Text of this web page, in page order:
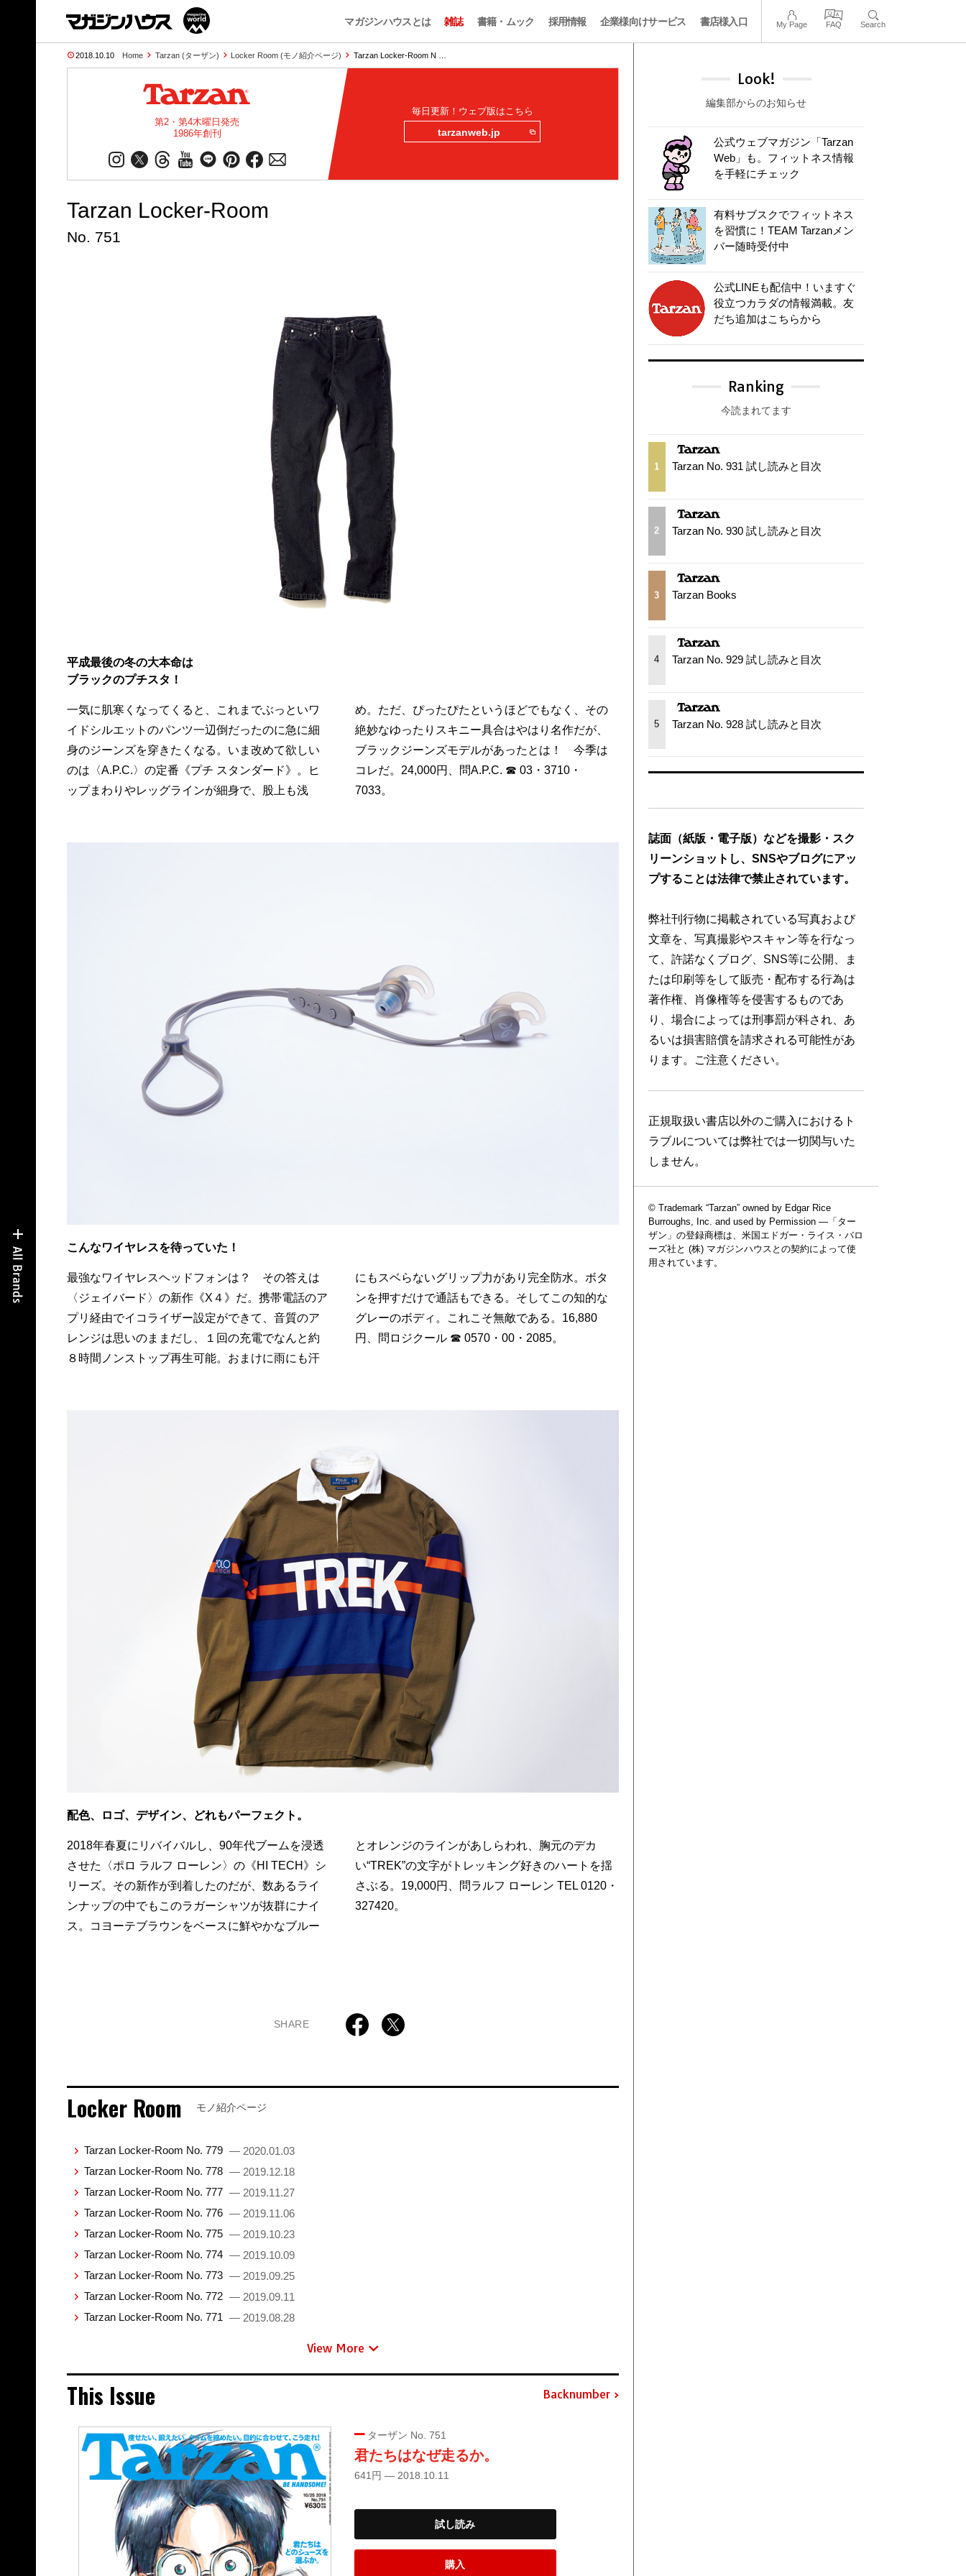
マガジンハウスとは 雑誌 書籍・ムック 採用情報 企業様向けサービス 書店様入口 My Page FAQ Search
2018.10.10 Home Tarzan (ターザン) Locker Room (モノ紹介ページ) Tarzan Locker-Room N …
第2・第4木曜日発売
1986年創刊
毎日更新！ウェブ版はこちら
tarzanweb.jp
Tarzan Locker-Room
No. 751
平成最後の冬の大本命は
ブラックのプチスタ！
一気に肌寒くなってくると、これまでぶっといワ
イドシルエットのパンツ一辺倒だったのに急に細
身のジーンズを穿きたくなる。いま改めて欲しい
のは〈A.P.C.〉の定番《プチ スタンダード》。ヒ
ップまわりやレッグラインが細身で、股上も浅
め。ただ、ぴったぴたというほどでもなく、その
絶妙なゆったりスキニー具合はやはり名作だが、
ブラックジーンズモデルがあったとは！ 今季は
コレだ。24,000円、問A.P.C. ☎ 03・3710・
7033。
こんなワイヤレスを待っていた！
最強なワイヤレスヘッドフォンは？ その答えは
〈ジェイバード〉の新作《X４》だ。携帯電話のア
プリ経由でイコライザー設定ができて、音質のア
レンジは思いのままだし、１回の充電でなんと約
８時間ノンストップ再生可能。おまけに雨にも汗
にもスベらないグリップ力があり完全防水。ボタ
ンを押すだけで通話もできる。そしてこの知的な
グレーのボディ。これこそ無敵である。16,880
円、問ロジクール ☎ 0570・00・2085。
配色、ロゴ、デザイン、どれもパーフェクト。
2018年春夏にリバイバルし、90年代ブームを浸透
させた〈ポロ ラルフ ローレン〉の《HI TECH》シ
リーズ。その新作が到着したのだが、数あるライ
ンナップの中でもこのラガーシャツが抜群にナイ
ス。コヨーテブラウンをベースに鮮やかなブルー
とオレンジのラインがあしらわれ、胸元のデカ
い“TREK”の文字がトレッキング好きのハートを揺
さぶる。19,000円、問ラルフ ローレン TEL 0120・
327420。
SHARE
Locker Room モノ紹介ページ
Tarzan Locker-Room No. 779 — 2020.01.03
Tarzan Locker-Room No. 778 — 2019.12.18
Tarzan Locker-Room No. 777 — 2019.11.27
Tarzan Locker-Room No. 776 — 2019.11.06
Tarzan Locker-Room No. 775 — 2019.10.23
Tarzan Locker-Room No. 774 — 2019.10.09
Tarzan Locker-Room No. 773 — 2019.09.25
Tarzan Locker-Room No. 772 — 2019.09.11
Tarzan Locker-Room No. 771 — 2019.08.28
View More
This Issue Backnumber
ターザン No. 751
君たちはなぜ走るか。
641円 — 2018.10.11
試し読み
購入
Look!
編集部からのお知らせ
公式ウェブマガジン「Tarzan
Web」も。フィットネス情報
を手軽にチェック
有料サブスクでフィットネス
を習慣に！TEAM Tarzanメン
バー随時受付中
公式LINEも配信中！いますぐ
役立つカラダの情報満載。友
だち追加はこちらから
Ranking
今読まれてます
1 Tarzan No. 931 試し読みと目次
2 Tarzan No. 930 試し読みと目次
3 Tarzan Books
4 Tarzan No. 929 試し読みと目次
5 Tarzan No. 928 試し読みと目次
誌面（紙版・電子版）などを撮影・スク
リーンショットし、SNSやブログにアッ
プすることは法律で禁止されています。
弊社刊行物に掲載されている写真および
文章を、写真撮影やスキャン等を行なっ
て、許諾なくブログ、SNS等に公開、ま
たは印刷等をして販売・配布する行為は
著作権、肖像権等を侵害するものであ
り、場合によっては刑事罰が科され、あ
るいは損害賠償を請求される可能性があ
ります。ご注意ください。
正規取扱い書店以外のご購入におけるト
ラブルについては弊社では一切関与いた
しません。
© Trademark “Tarzan” owned by Edgar Rice
Burroughs, Inc. and used by Permission —「ター
ザン」の登録商標は、米国エドガー・ライス・バロ
ーズ社と (株) マガジンハウスとの契約によって使
用されています。